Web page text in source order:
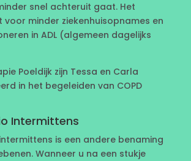
snel achteruit gaat. Het
voor minder ziekenhuisopnames en
in ADL (algemeen dagelijks
Poeldijk zijn Tessa en Carla
in het begeleiden van COPD
Intermittens
is een andere benaming
Wanneer u na een stukje